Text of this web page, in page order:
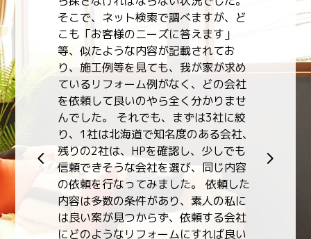
中古物件、リフォーム、土地探しを含
めた新築までトータルで対応していた
だけるので選択肢の幅が非常に広がり
ます。 中古物件は不動産業者、リフォ
ームはリフォーム業者、新築はハウス
メーカーまたは建築士とそれぞれ連絡
をとらねばならず、検討するだけでも
時間や手間がかかっていましたがこち
らでご相談させていただくことで、中
古物件については不動産業者、建築士
目線からのご紹介をいただくことがで
きましたし、住宅ローンの相談や土地
探しもお願いすることができたことで
結果的に限られた予算内で希望する新